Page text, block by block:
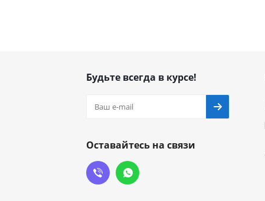
Будьте всегда в курсе!
Оставайтесь на связи